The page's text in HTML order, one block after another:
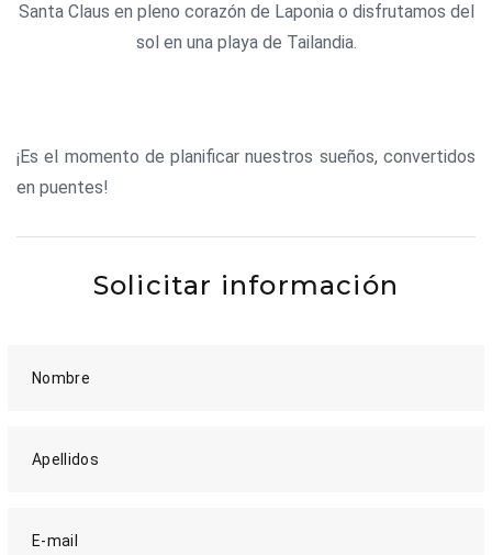
Santa Claus en pleno corazón de Laponia o disfrutamos del
sol en una playa de Tailandia.
¡Es el momento de planificar nuestros sueños, convertidos
en puentes!
Solicitar información
Nombre
Apellidos
E-mail